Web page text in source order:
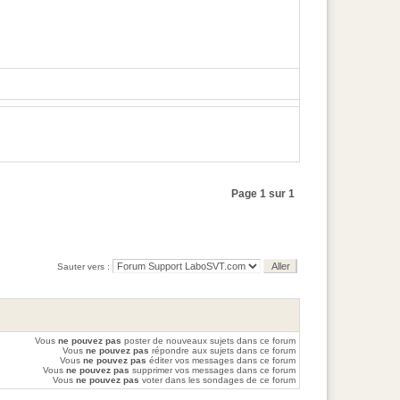
Page 1 sur 1
Sauter vers :
Vousne pouvez pas poster de nouveaux sujets dans ce forum
Vousne pouvez pas répondre aux sujets dans ce forum
Vousne pouvez pas éditer vos messages dans ce forum
Vousne pouvez pas supprimer vos messages dans ce forum
Vousne pouvez pas voter dans les sondages de ce forum